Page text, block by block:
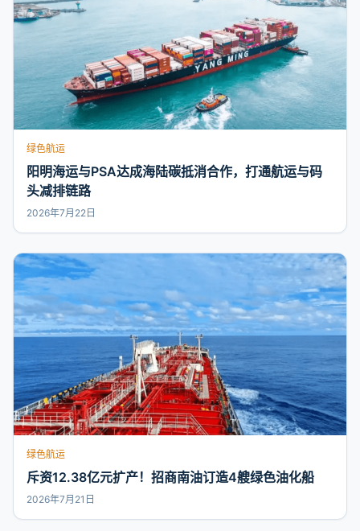
绿色航运
阳明海运与PSA达成海陆碳抵消合作，打通航运与码
头减排链路
2026年7月22日
绿色航运
斥资12.38亿元扩产！招商南油订造4艘绿色油化船
2026年7月21日